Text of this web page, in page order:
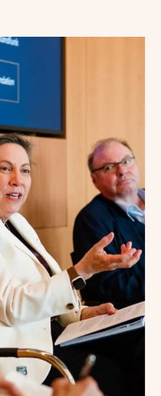
– 2005)